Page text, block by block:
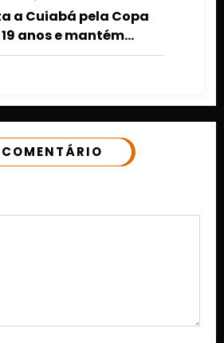
a Cuiabá pela Copa
anos e mantém
em Mato Grosso